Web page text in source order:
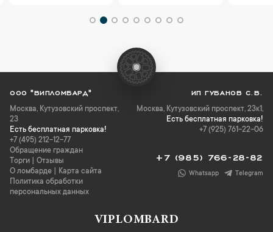
ООО "ВИПЛОМБАРД"
Москва, Кутузовский проспект,
23
Есть бесплатная парковка!
+7 (495) 212-12-77
Обращение граждан
Торги
Отзывы
О ломбарде
Карта сайта
Политика обработки
персональных данных
ИП ГУБАНОВ С.В.
Москва, Кутузовский проспект, 23к1,
Есть бесплатная парковка!
+7 (925) 761-22-06
+7 (985) 766-28-82
Whatsapp Telegram
VIPLOMBARD